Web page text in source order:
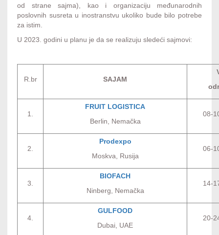
od strane sajma), kao i organizaciju međunarodnih
poslovnih susreta u inostranstvu ukoliko bude bilo potrebe
za istim.
U 2023. godini u planu je da se realizuju sledeći sajmovi:
R.br SAJAM
1.
FRUIT LOGISTICA
Berlin, Nemačka
08-
2.
Prodexpo
Moskva, Rusija
06-
3.
BIOFACH
Ninberg, Nemačka
14-
4.
GULFOOD
Dubai, UAE
20-